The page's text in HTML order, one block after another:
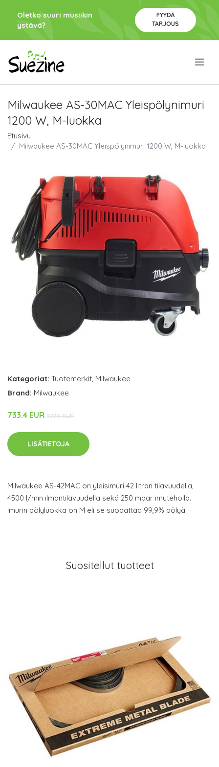
Oletko suuri musiikin
ystävä?
PYYDÄ
TARJOUS
Milwaukee AS-30MAC Yleispölynimuri
1200 W, M-luokka
Etusivu
Milwaukee AS-30MAC Yleispölynimuri 1200 W, M-luokka
Kategoriat: Tuotemerkit, Milwaukee
Brand: Milwaukee
733.4 EUR 977.9 EUR
LISÄTIETOJA
Milwaukee AS-42MAC on yleisimuri 42 litran tilavuudella,
4500 l/min ilmantilavuudella sekä 250 mbar imuteholla.
Imurin pölyluokka on M eli se suodattaa 99,9% pölyä.
Suositellut tuotteet